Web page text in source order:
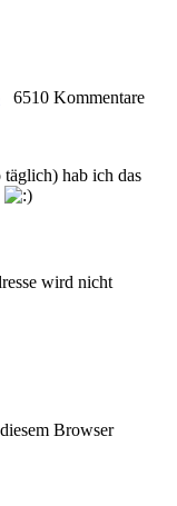
6510 Kommentare
täglich) hab ich das
wird nicht
Browser